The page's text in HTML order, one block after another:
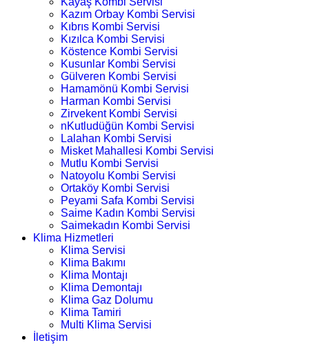
Kazım Orbay Kombi Servisi
Kıbrıs Kombi Servisi
Kızılca Kombi Servisi
Köstence Kombi Servisi
Kusunlar Kombi Servisi
Gülveren Kombi Servisi
Hamamönü Kombi Servisi
Harman Kombi Servisi
Zirvekent Kombi Servisi
nKutludüğün Kombi Servisi
Lalahan Kombi Servisi
Misket Mahallesi Kombi Servisi
Mutlu Kombi Servisi
Natoyolu Kombi Servisi
Ortaköy Kombi Servisi
Peyami Safa Kombi Servisi
Saime Kadın Kombi Servisi
Saimekadın Kombi Servisi
Klima Hizmetleri
Klima Servisi
Klima Bakımı
Klima Montajı
Klima Demontajı
Klima Gaz Dolumu
Klima Tamiri
Multi Klima Servisi
İletişim